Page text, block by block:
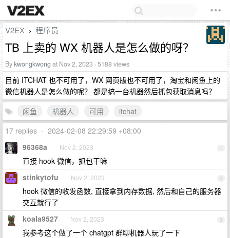
V2EX › 程序员
TB 上卖的 WX 机器人是怎么做的呀？
Bykwongkwong at Nov 2, 2023 · 5188 views
目前 ITCHAT 也不可用了，WX 网页版也不可用了，淘宝和闲鱼上的
微信机器人是怎么做的呢？ 都是搞一台机器然后抓包获取消息吗？
闲鱼
机器人 可用
itchat
17 replies • 2024-02-08 22:29:59 +08:00
1
96368a Nov 2, 2023
直接 hook 微信，抓包干嘛
2
stinkytofu Nov 2, 2023
hook 微信的收发函数, 直接拿到内存数据, 然后和自己的服务器
交互就行了
3
koala9527 Nov 2, 2023
我参考这个做了一个 chatgpt 群聊机器人玩了一下